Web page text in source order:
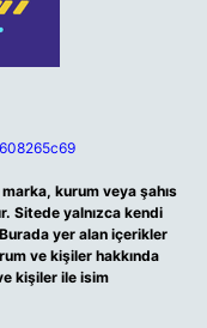
kurum veya şahıs
Sitede yalnızca kendi
Burada yer alan içerikler
ve kişiler hakkında
kişiler ile isim